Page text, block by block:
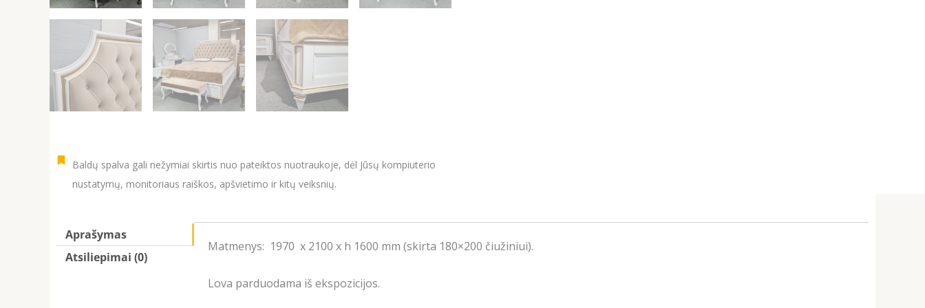
Baldų spalva gali nežymiai skirtis nuo pateiktos nuotraukoje, dėl Jūsų kompiuterio
nustatymų, monitoriaus raiškos, apšvietimo ir kitų veiksnių.
Aprašymas
Atsiliepimai (0)
Matmenys: 1970 x 2100 x h 1600 mm (skirta 180×200 čiužiniui).
Lova parduodama iš ekspozicijos.